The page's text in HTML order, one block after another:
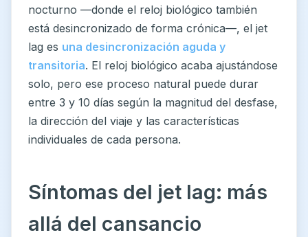
nocturno —donde el reloj biológico también
está desincronizado de forma crónica—, el jet
lag es una desincronización aguda y
transitoria. El reloj biológico acaba ajustándose
solo, pero ese proceso natural puede durar
entre 3 y 10 días según la magnitud del desfase,
la dirección del viaje y las características
individuales de cada persona.
Síntomas del jet lag: más
allá del cansancio